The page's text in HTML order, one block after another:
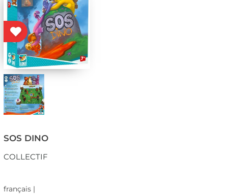
SOS DINO
COLLECTIF
français |